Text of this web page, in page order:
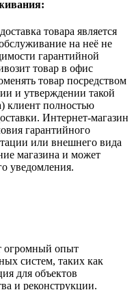
товара является
на неё не
гарантийной
товар в офис
товар посредством
и утверждении такой
клиент полностью
Интернет-магазин
гарантийного
или внешнего вида
магазина и может
уведомления.
опыт
систем, таких как
для объектов
и реконструкции.